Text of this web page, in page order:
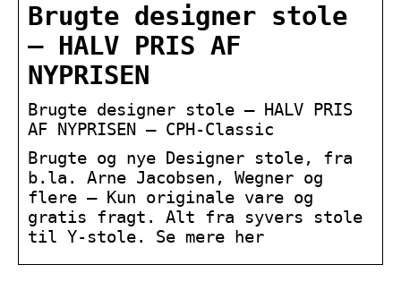
Brugte designer stole
– HALV PRIS AF
NYPRISEN
Brugte designer stole – HALV PRIS
AF NYPRISEN – CPH-Classic
Brugte og nye Designer stole, fra
b.la. Arne Jacobsen, Wegner og
flere – Kun originale vare og
gratis fragt. Alt fra syvers stole
til Y-stole. Se mere her